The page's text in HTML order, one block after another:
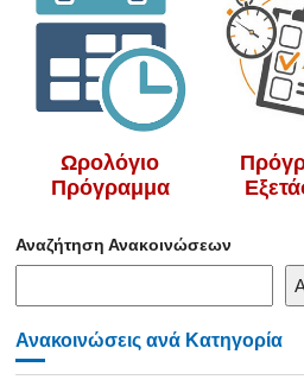
Ωρολόγιο
Πρόγραμμα
Αναζήτηση Ανακοινώσεων
Ανακοινώσεις ανά Κατηγορία